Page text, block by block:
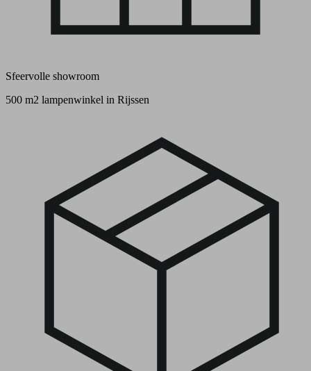
Sfeervolle showroom
500 m2 lampenwinkel in Rijssen